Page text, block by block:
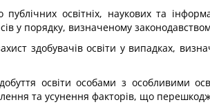
освітніх, наукових та
у порядку, визначеному
здобувачів освіти у випадках,
освіти особами з особливими
та усунення факторів, що